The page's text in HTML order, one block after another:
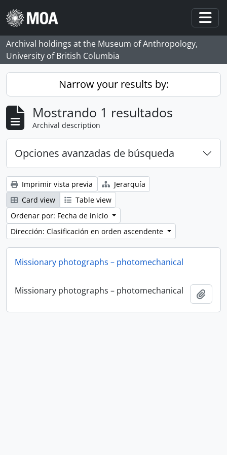
Skip to main content
Archival holdings at the Museum of Anthropology,
University of British Columbia
Narrow your results by:
Mostrando 1 resultados
Archival description
Opciones avanzadas de búsqueda
Imprimir vista previa
Jerarquía
Card view
Table view
Ordenar por: Fecha de inicio
Dirección: Clasificación en orden ascendente
Missionary photographs – photomechanical
Missionary photographs – photomechanical